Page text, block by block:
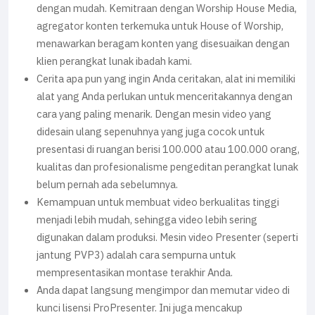
dengan mudah. Kemitraan dengan Worship House Media,
agregator konten terkemuka untuk House of Worship,
menawarkan beragam konten yang disesuaikan dengan
klien perangkat lunak ibadah kami.
Cerita apa pun yang ingin Anda ceritakan, alat ini memiliki
alat yang Anda perlukan untuk menceritakannya dengan
cara yang paling menarik. Dengan mesin video yang
didesain ulang sepenuhnya yang juga cocok untuk
presentasi di ruangan berisi 100.000 atau 100.000 orang,
kualitas dan profesionalisme pengeditan perangkat lunak
belum pernah ada sebelumnya.
Kemampuan untuk membuat video berkualitas tinggi
menjadi lebih mudah, sehingga video lebih sering
digunakan dalam produksi. Mesin video Presenter (seperti
jantung PVP3) adalah cara sempurna untuk
mempresentasikan montase terakhir Anda.
Anda dapat langsung mengimpor dan memutar video di
kunci lisensi ProPresenter. Ini juga mencakup